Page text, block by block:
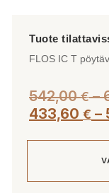
FLOS IC T
542,00€ –
433,60 € –